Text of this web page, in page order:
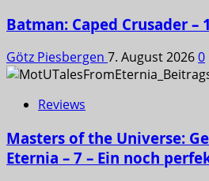
Batman: Caped Crusader –
Götz Piesbergen 7. August 20260
Reviews
Masters of the Universe:
Eternia – 7 – Ein noch